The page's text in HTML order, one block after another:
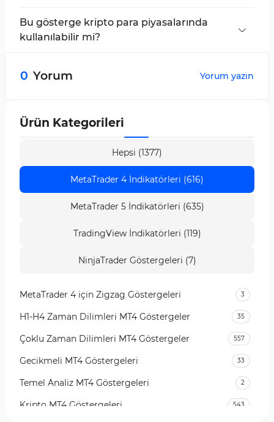
işlem pozisyonlarını otomatik olarak açmaz.
Bu gösterge kripto para piyasalarında
kullanılabilir mi?
0 Yorum Yorum yazın
Ürün Kategorileri
Hepsi (1377)
MetaTrader 4 İndikatörleri (616)
MetaTrader 5 İndikatörleri (635)
TradingView İndikatörleri (119)
NinjaTrader Göstergeleri (7)
MetaTrader 4 için Zigzag Göstergeleri 3
H1-H4 Zaman Dilimleri MT4 Göstergeler 35
Çoklu Zaman Dilimleri MT4 Göstergeler 557
Gecikmeli MT4 Göstergeleri 33
Temel Analiz MT4 Göstergeleri 2
Kripto MT4 Göstergeleri 543